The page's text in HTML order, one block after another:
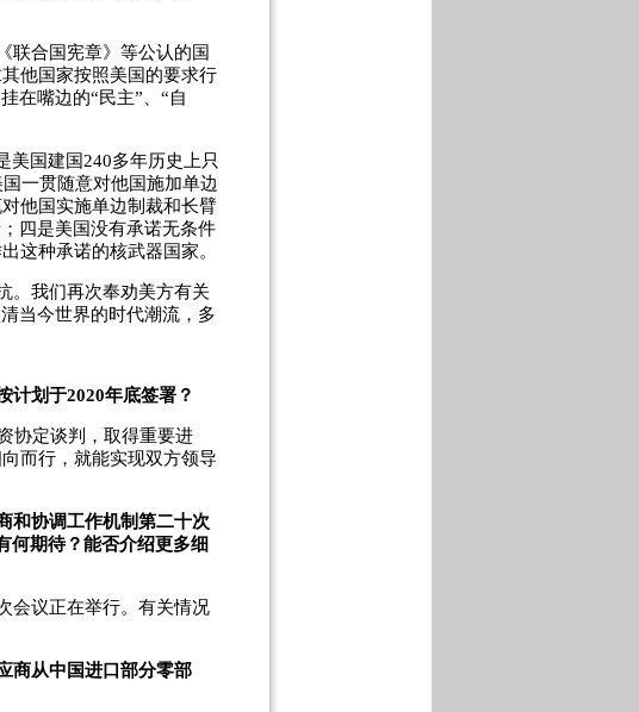
联合国宪章》等公认的国
他国家按照美国的要求行
在嘴边的“民主”、“自
美国建国240多年历史上只
一贯随意对他国施加单边
他国实施单边制裁和长臂
四是美国没有承诺无条件
这种承诺的核武器国家。
。我们再次奉劝美方有关
当今世界的时代潮流，多
计划于2020年底签署？
协定谈判，取得重要进
而行，就能实现双方领导
和协调工作机制第二十次
何期待？能否介绍更多细
会议正在举行。有关情况
商从中国进口部分零部